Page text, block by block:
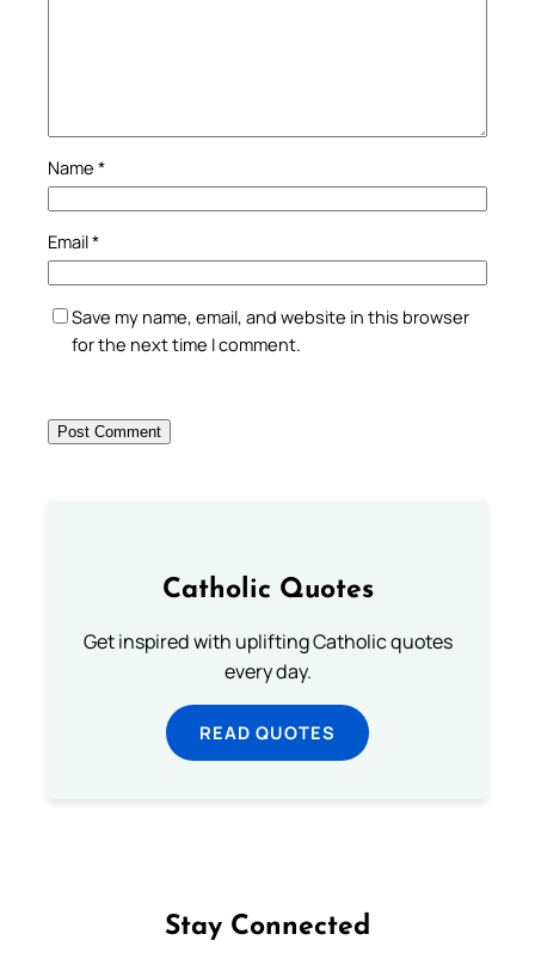
Name *
Email*
Save my name, email, and website in this browser
for the next time I comment.
Catholic Quotes
Get inspired with uplifting Catholic quotes
every day.
READ QUOTES
Stay Connected